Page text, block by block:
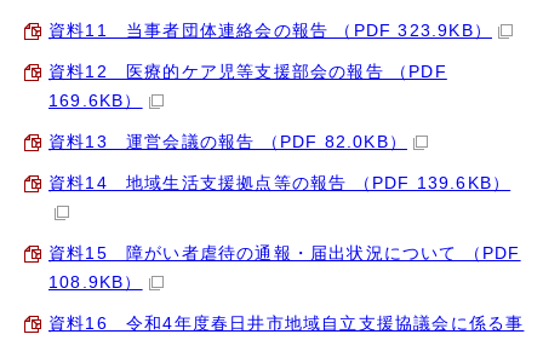
資料11 当事者団体連絡会の報告 （PDF 323.9KB）
資料12 医療的ケア児等支援部会の報告 （PDF
169.6KB）
資料13 運営会議の報告 （PDF 82.0KB）
資料14 地域生活支援拠点等の報告 （PDF 139.6KB）
資料15 障がい者虐待の通報・届出状況について （PDF
108.9KB）
資料16 令和4年度春日井市地域自立支援協議会に係る事